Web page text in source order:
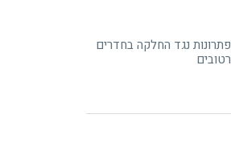
פתרונות נגד החלקה בחדרים
רטובים